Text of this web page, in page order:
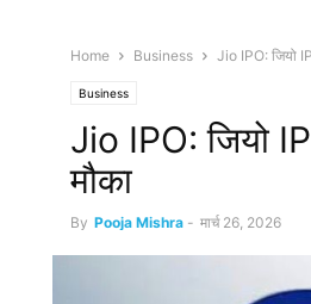
Home Business Jio IPO: जियो
Business
Jio IPO: जियो
मौका
By Pooja Mishra - मार्च 26, 2026